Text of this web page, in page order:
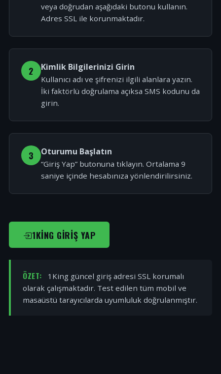
veya doğrudan aşağıdaki butonu kullanın.
Adres SSL ile korunmaktadır.
2 Kimlik Bilgilerinizi Girin
Kullanıcı adı ve şifrenizi ilgili alanlara yazın.
İki faktörlü doğrulama açıksa SMS kodunu da
girin.
3 Oturumu Başlatın
“Giriş Yap” butonuna tıklayın. Ortalama 9
saniye içinde hesabınıza yönlendirilirsiniz.
1KING GIRIŞ YAP
ÖZET:
1King güncel giriş adresi SSL korumalı
olarak çalışmaktadır. Test edilen tüm mobil ve
masaüstü tarayıcılarda uyumluluk doğrulanmıştır.